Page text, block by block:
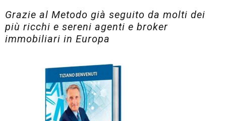
Grazie al Metodo già seguito da molti dei
più ricchi e sereni agenti e broker
immobiliari in Europa